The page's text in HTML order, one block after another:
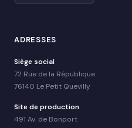
ADRESSES
Siège social
72 Rue de la République
76140 Le Petit Quevilly
Site de production
491 Av. de Bonport